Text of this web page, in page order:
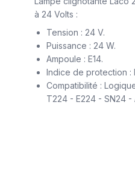
à 24 Volts :
Tension : 24 V.
Puissance : 24 W.
Ampoule : E14.
Indice de protection :
Compatibilité :
T224 - E224 - SN24 -